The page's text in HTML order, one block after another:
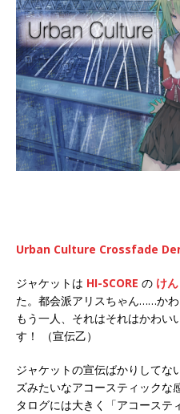
Urban Culture Crossfade
ジャケットは HI-SCORE の け
た。都会派アリスちゃん……か
もう一人、それはそれはかわい
す！ （宣伝乙）
ジャケットの宣伝ばかりしてな
ズみたいなアコースティックな
タログには大きく「アコーステ